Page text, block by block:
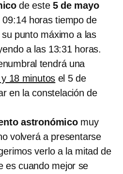
de este 5 de mayo
horas tiempo de
punto máximo a las
a las 13:31 horas.
tendrá una
18 minutos el 5 de
en la constelación de
astronómicomuy
volverá a presentarse
verlo a la mitad de
es cuando mejor se